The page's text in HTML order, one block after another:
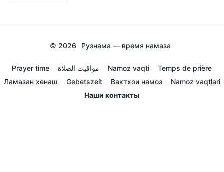
© 2026 Рузнама — время намаза
Prayer time مواقيت الصلاة Namoz vaqti
Temps de prière
Ламазан хенаш
Gebetszeit Вактхои намоз
Namoz vaqtlari
Наши контакты